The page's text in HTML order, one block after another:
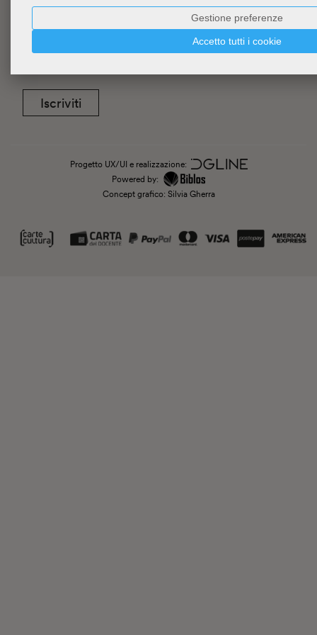
Accetto tutti i cookie
Gestione preferenze
Newsletter
Iscriviti
Progetto UX/UI e realizzazione:
Powered by:
Concept grafico: Silvia Gherra